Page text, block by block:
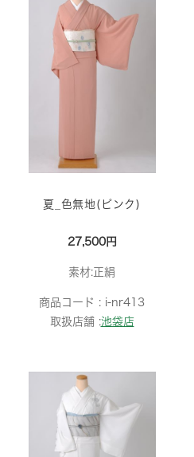
夏_色無地(ピンク)
27,500円
素材:正絹
商品コード : i-nr413
取扱店舗 :池袋店